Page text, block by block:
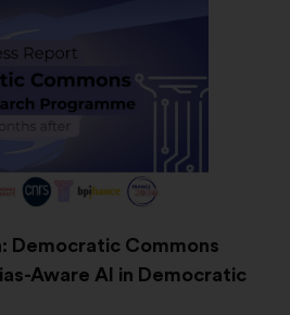
Democratic Commons
Aware AI in Democratic